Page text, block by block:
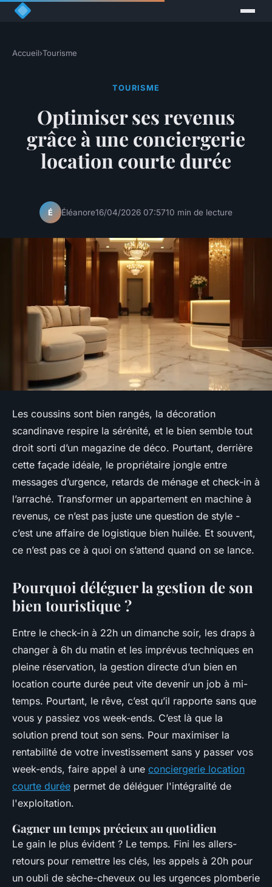
Accueil›Tourisme
TOURISME
Optimiser ses revenus
grâce à une conciergerie
location courte durée
É Éléanore16/04/2026 07:5710 min de lecture
Les coussins sont bien rangés, la décoration
scandinave respire la sérénité, et le bien semble tout
droit sorti d’un magazine de déco. Pourtant, derrière
cette façade idéale, le propriétaire jongle entre
messages d’urgence, retards de ménage et check-in à
l’arraché. Transformer un appartement en machine à
revenus, ce n’est pas juste une question de style -
c’est une affaire de logistique bien huilée. Et souvent,
ce n’est pas ce à quoi on s’attend quand on se lance.
Pourquoi déléguer la gestion de son
bien touristique ?
Entre le check-in à 22h un dimanche soir, les draps à
changer à 6h du matin et les imprévus techniques en
pleine réservation, la gestion directe d’un bien en
location courte durée peut vite devenir un job à mi-
temps. Pourtant, le rêve, c’est qu’il rapporte sans que
vous y passiez vos week-ends. C’est là que la
solution prend tout son sens. Pour maximiser la
rentabilité de votre investissement sans y passer vos
week-ends, faire appel à une conciergerie location
courte durée permet de déléguer l'intégralité de
l'exploitation.
Gagner un temps précieux au quotidien
Le gain le plus évident ? Le temps. Fini les allers-
retours pour remettre les clés, les appels à 20h pour
un oubli de sèche-cheveux ou les urgences plomberie